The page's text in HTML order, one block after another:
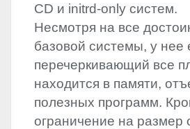
CD и initrd-only систем.
Несмотря на все
базовой системы, у нее
перечеркивающий все
находится в памяти,
полезных программ.
ограничение на размер